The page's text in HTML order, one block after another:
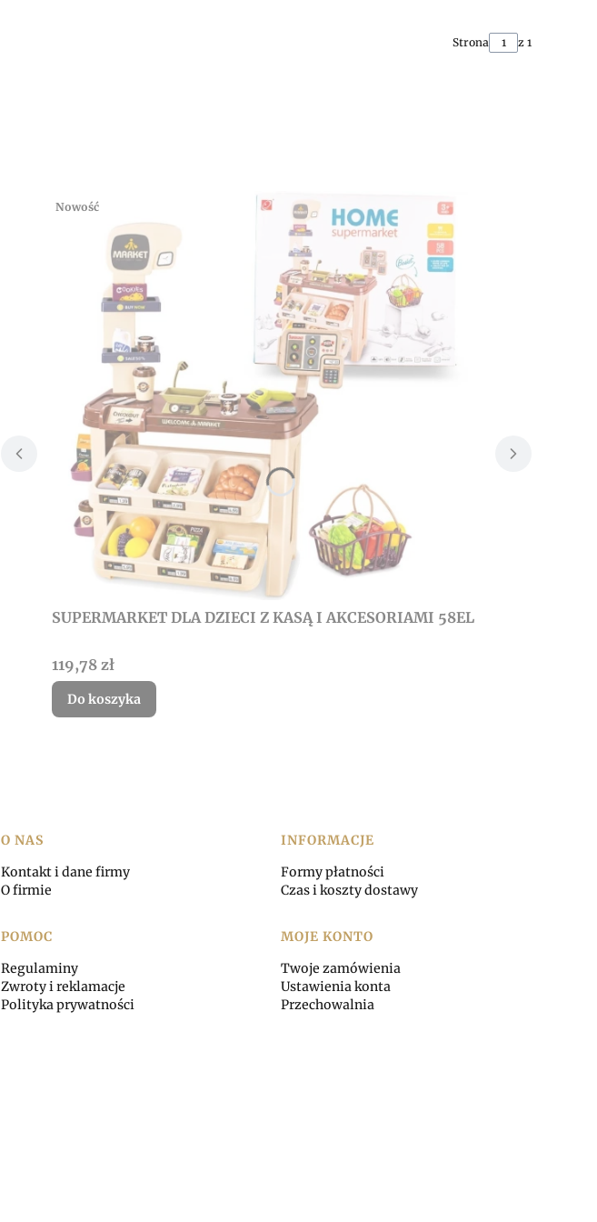
Strona z 1
Nowość
SUPERMARKET DLA DZIECI Z KASĄ I AKCESORIAMI 58EL
Cena
119,78 zł
Do koszyka
Linki w stopce
O NAS
Kontakt i dane firmy
O firmie
INFORMACJE
Formy płatności
Czas i koszty dostawy
POMOC
Regulaminy
Zwroty i reklamacje
Polityka prywatności
MOJE KONTO
Twoje zamówienia
Ustawienia konta
Przechowalnia